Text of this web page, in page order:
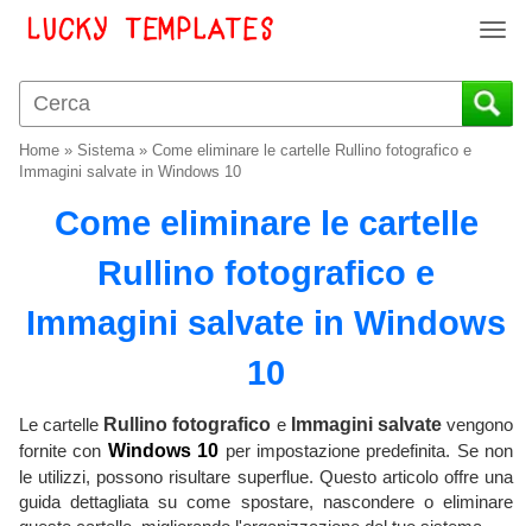
T
g
g
a
n
Home » Sistema» Come eliminare le cartelle Rullino fotografico e
Immagini salvate in Windows 10
Come eliminare le cartelle
Rullino fotografico e
Immagini salvate in Windows
10
Le cartelle Rullino fotografico e Immagini salvatevengono
fornite con Windows 10 per impostazione predefinita. Se non
le utilizzi, possono risultare superflue. Questo articolo offre una
guida dettagliata su come spostare, nascondere o eliminare